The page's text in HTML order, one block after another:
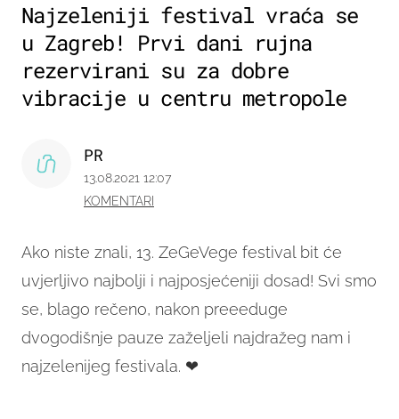
Najzeleniji festival vraća se
u Zagreb! Prvi dani rujna
rezervirani su za dobre
vibracije u centru metropole
Ako niste znali, 13. ZeGeVege festival bit će
uvjerljivo najbolji i najposjećeniji dosad! Svi smo
se, blago rečeno, nakon preeeduge
dvogodišnje pauze zaželjeli najdražeg nam i
najzelenijeg festivala. ❤
PR
13.08.2021 12:07
KOMENTARI